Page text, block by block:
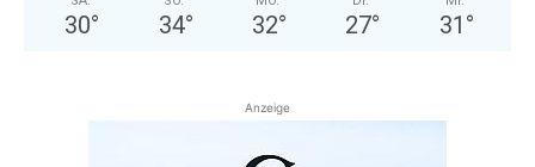
30° 34° 32° 27° 31 °
Anzeige